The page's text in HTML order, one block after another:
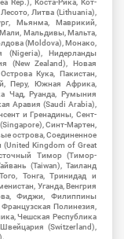
Rep.), Коста-Рика, Кот-
Литва (Lithuania),
Мьянма, Маврикий,
Мальдивы, Мальта,
(Moldova), Монако,
(Nigeria), Нидерланды
(New Zealand), Новая
Кука, Пакистан,
Перу, Южная Африка,
Чад, Руанда, Румыния
Аравия (Saudi Arabia),
и Гренадины, Сент-
Синт-Мартен,
острова, Соединенное
(United Kingdom of Great
Тимор (Тимор-
(Taiwan), Таиланд
Тонга, Тринидад и
Уганда, Венгрия
Фиджи, Филиппины
Полинезия,
Чешская Республика
(Switzerland),